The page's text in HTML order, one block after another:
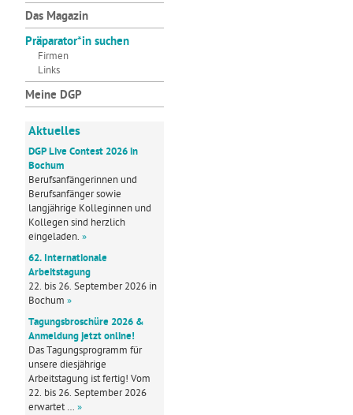
Das Magazin
Präparator*in suchen
Firmen
Links
Meine DGP
Aktuelles
DGP Live Contest 2026 in
Bochum
Berufsanfängerinnen und
Berufsanfänger sowie
langjährige Kolleginnen und
Kollegen sind herzlich
eingeladen. »
62. Internationale
Arbeitstagung
22. bis 26. September 2026 in
Bochum »
Tagungsbroschüre 2026 &
Anmeldung jetzt online!
Das Tagungsprogramm für
unsere diesjährige
Arbeitstagung ist fertig! Vom
22. bis 26. September 2026
erwartet … »